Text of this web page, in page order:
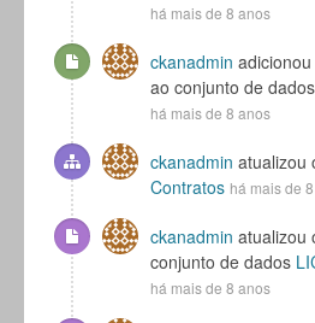
há mais de 8 anos
ckanadmin
ao conjunto de dados
há mais de 8 anos
ckanadmin atualizou
Contratos há mais de
ckanadmin atualizou
conjunto de dados
há mais de 8 anos